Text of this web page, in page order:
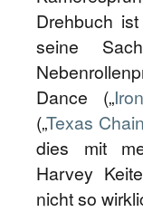
Drehbuch
seine
Dance („
(„Texas
dies mit
Harvey
nicht so